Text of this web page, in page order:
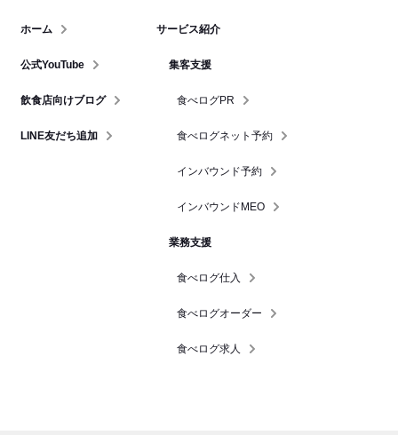
ホーム
公式YouTube
飲食店向けブログ
LINE友だち追加
サービス紹介
集客支援
食べログPR
食べログネット予約
インバウンド予約
インバウンドMEO
業務支援
食べログ仕入
食べログオーダー
食べログ求人